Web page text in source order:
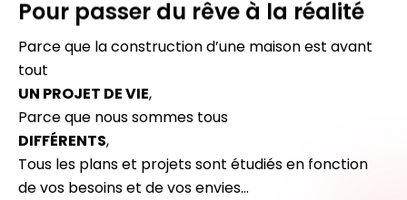
Pour passer du rêve à la réalité
Parce que la construction d’une maison est avant
tout
UN PROJET DE VIE,
Parce que nous sommes tous
DIFFÉRENTS,
Tous les plans et projets sont étudiés en fonction
de vos besoins et de vos envies…